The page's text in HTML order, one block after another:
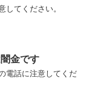
してください。
金です
電話に注意してくだ